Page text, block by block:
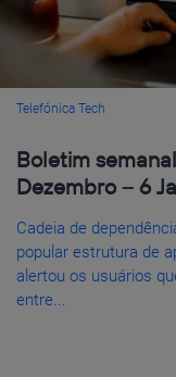
Telefónica Tech
Boletim
Dezembro – 6
Cadeia de
popular estrutura de
alertou os usuários
entre...